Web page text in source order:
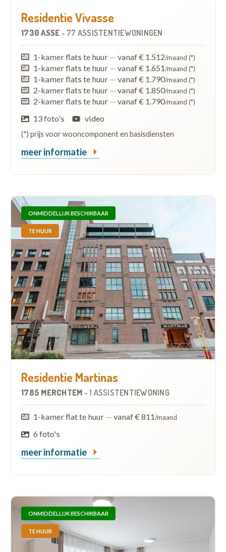
Residentie Vivasse
1730 ASSE - 77 ASSISTENTIEWONINGEN
1-kamer flats te huur — vanaf € 1.512/maand (*)
1-kamer flats te huur — vanaf € 1.651/maand (*)
1-kamer flats te huur — vanaf € 1.790/maand (*)
2-kamer flats te huur — vanaf € 1.850/maand (*)
2-kamer flats te huur — vanaf € 1.790/maand (*)
13 foto's video
(*) prijs voor wooncomponent en basisdiensten
meer informatie
ONMIDDELLIJK BESCHIKBAAR
TE HUUR
Residentie Martinas
1785 MERCHTEM - 1 ASSISTENTIEWONING
1-kamer flat te huur — vanaf € 811/maand
6 foto's
meer informatie
ONMIDDELLIJK BESCHIKBAAR
TE HUUR